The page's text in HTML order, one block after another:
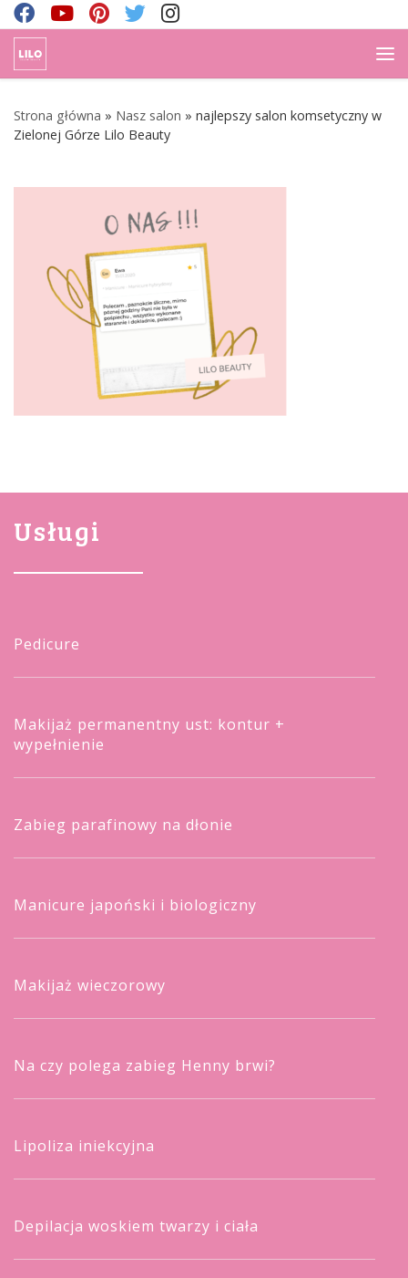
Skip to content
Strona główna » Nasz salon » najlepszy salon komsetyczny w
Zielonej Górze Lilo Beauty
Usługi
Pedicure
Makijaż permanentny ust: kontur +
wypełnienie
Zabieg parafinowy na dłonie
Manicure japoński i biologiczny
Makijaż wieczorowy
Na czy polega zabieg Henny brwi?
Lipoliza iniekcyjna
Depilacja woskiem twarzy i ciała